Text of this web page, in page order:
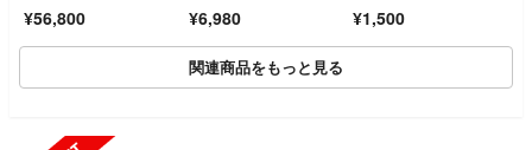
ズ ブラック系 【中
古】
¥56,800 ¥6,980 ¥1,500
関連商品をもっと見る